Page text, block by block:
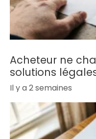
Acheteur ne
solutions
Il y a 2 semaines